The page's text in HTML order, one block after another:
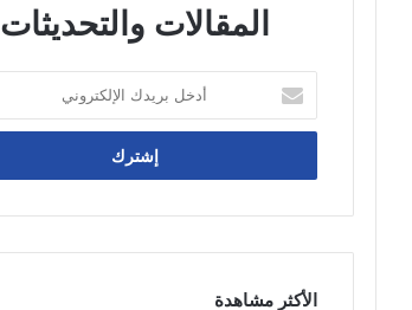
المقالات والتحديثات
بريدك
الإلكتروني
الأكثر مشاهدة